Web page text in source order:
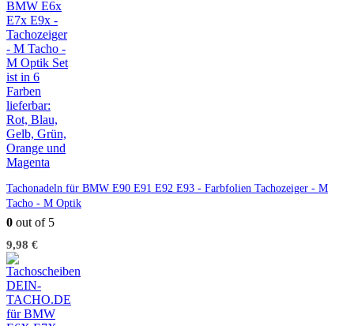
Tachonadeln für BMW E90 E91 E92 E93 - Farbfolien Tachozeiger - M
Tacho - M Optik
0 out of 5
9,98 €